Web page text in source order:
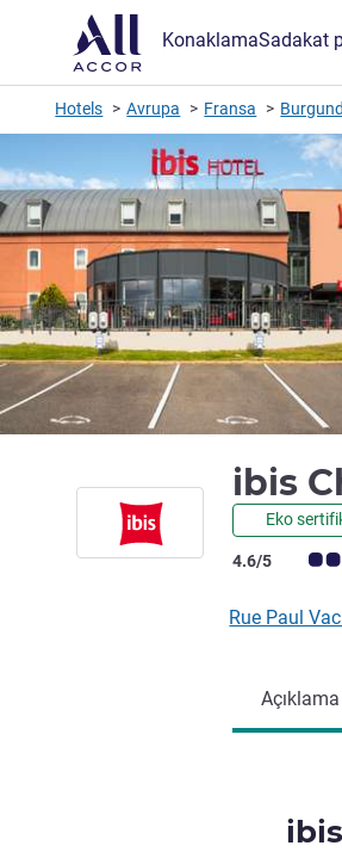
KonaklamaSadakat
Hotels Avrupa Fransa
ibis
Eko
Avis
4.6/5
Rue Paul
Açıklama